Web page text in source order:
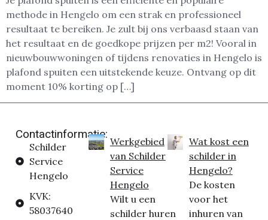
methode in Hengelo om een strak en professioneel
resultaat te bereiken. Je zult bij ons verbaasd staan van
het resultaat en de goedkope prijzen per m2! Vooral in
nieuwbouwwoningen of tijdens renovaties in Hengelo is
plafond spuiten een uitstekende keuze. Ontvang op dit
moment 10% korting op […]
Contactinformatie:
Schilder
Service
Hengelo
KVK:
58037640
Werkgebied
van Schilder
Service
Hengelo
Wilt u een
schilder huren
Wat kost een
schilder in
Hengelo?
De kosten
voor het
inhuren van